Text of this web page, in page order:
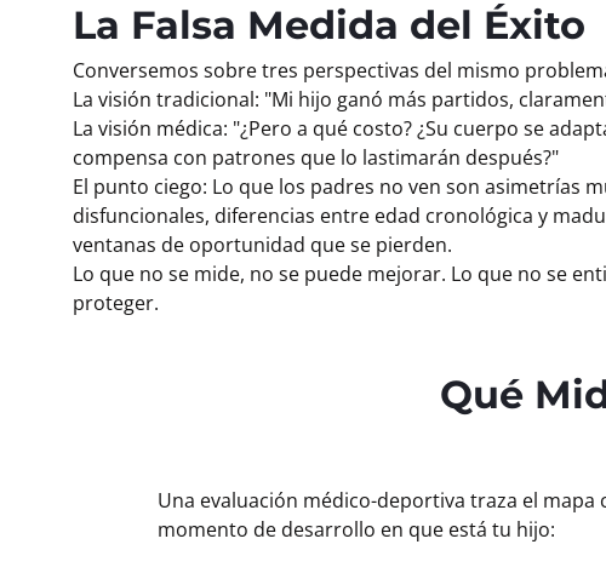
La Falsa Medida del Éxito
Conversemos sobre tres perspectivas del mismo
La visión tradicional: "Mi hijo ganó más partidos,
La visión médica: "¿Pero a qué costo? ¿Su cuerpo se
compensa con patrones que lo lastimarán después?"
El punto ciego: Lo que los padres no ven son asimetrías
disfuncionales, diferencias entre edad cronológica y
ventanas de oportunidad que se pierden.
Lo que no se mide, no se puede mejorar. Lo que no se
proteger.
Qué
Una evaluación médico-deportiva traza el mapa
momento de desarrollo en que está tu hijo: